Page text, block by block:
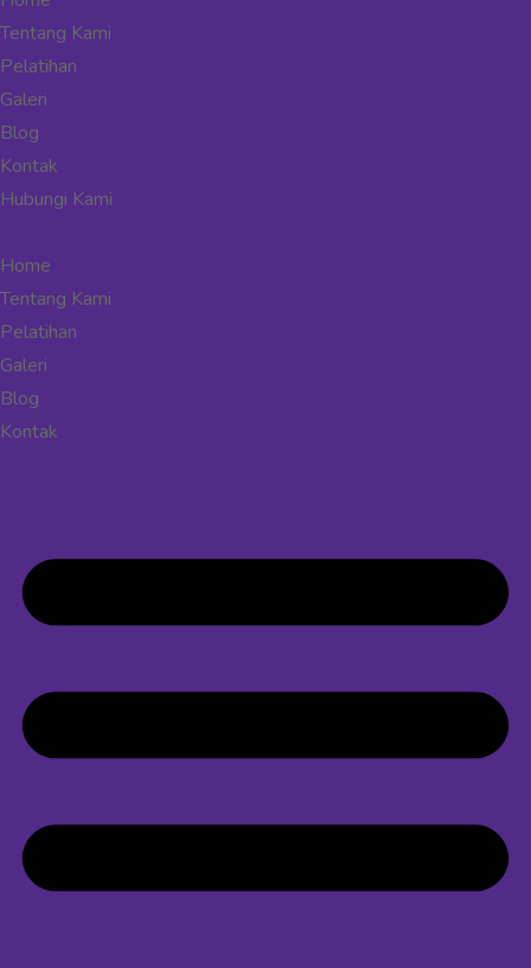
Tentang Kami
Pelatihan
Galeri
Blog
Kontak
Hubungi Kami
Home
Tentang Kami
Pelatihan
Galeri
Blog
Kontak